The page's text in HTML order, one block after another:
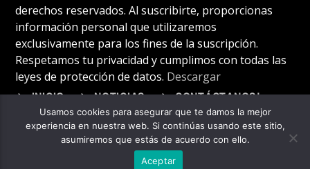
derechos reservados. Al suscribirte, proporcionas
información personal que utilizaremos
exclusivamente para los fines de la suscripción.
Respetamos tu privacidad y cumplimos con todas las
leyes de protección de datos. Descargar
INICIO NOTICIAS CONTÁCTANOS!
Usamos cookies para asegurar que te damos la mejor
experiencia en nuestra web. Si continúas usando este sitio,
asumiremos que estás de acuerdo con ello.
Aceptar